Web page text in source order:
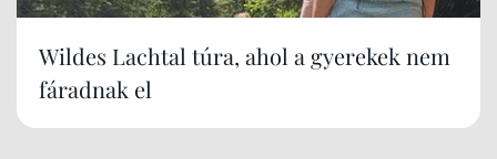
Wildes Lachtal túra, ahol a gyerekek nem
fáradnak el